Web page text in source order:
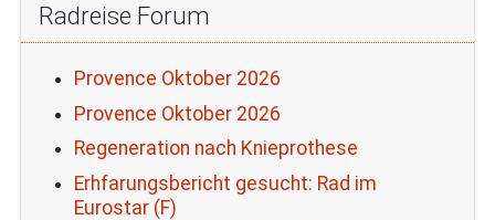
Radreise Forum
Provence Oktober 2026
Provence Oktober 2026
Regeneration nach Knieprothese
Erhfarungsbericht gesucht: Rad im
Eurostar (F)